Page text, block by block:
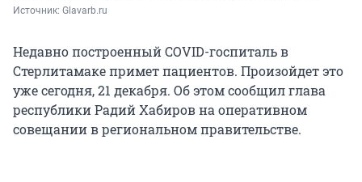
Источник: Glavarb.ru
Недавно построенный COVID-госпиталь в
Стерлитамаке примет пациентов. Произойдет это
уже сегодня, 21 декабря. Об этом сообщил глава
республики Радий Хабиров на оперативном
совещании в региональном правительстве.